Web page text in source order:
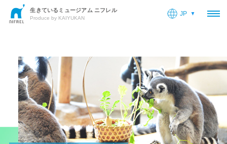
生きているミュージアム ニフレル
Produce by KAIYUKAN
JP